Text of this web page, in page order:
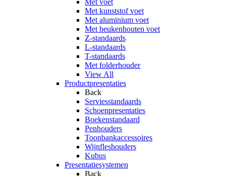
Met voet
Met kunststof voet
Met aluminium voet
Met beukenhouten voet
Z-standaards
L-standaards
T-standaards
Met folderhouder
View All
Productpresentaties
Back
Serviesstandaards
Schoenpresentaties
Boekenstandaard
Penhouders
Toonbankaccessoires
Wijnfleshouders
Kubus
Presentatiesystemen
Back